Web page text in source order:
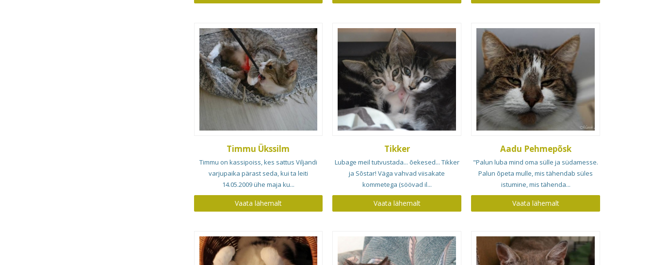
Timmu Ükssilm
Timmu on kassipoiss, kes sattus Viljandi
varjupaika pärast seda, kui ta leiti
14.05.2009 ühe maja ku...
Vaata lähemalt
Tikker
Lubage meil tutvustada... õekesed... Tikker
ja Sõstar! Väga vahvad viisakate
kommetega (söövad il...
Vaata lähemalt
Aadu Pehmepõsk
"Palun luba mind oma sülle ja südamesse.
Palun õpeta mulle, mis tähendab süles
istumine, mis tähenda...
Vaata lähemalt